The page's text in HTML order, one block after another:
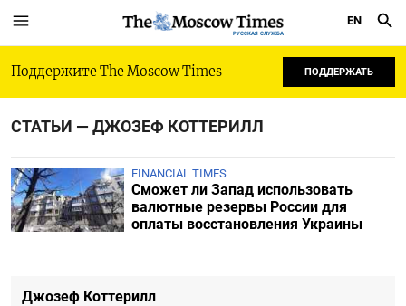
РУССКАЯ СЛУЖБА
EN
Поддержите The Moscow Times ПОДДЕРЖАТЬ
СТАТЬИ — ДЖОЗЕФ КОТТЕРИЛЛ
FINANCIAL TIMES
Сможет ли Запад использовать
валютные резервы России для
оплаты восстановления Украины
Джозеф Коттерилл